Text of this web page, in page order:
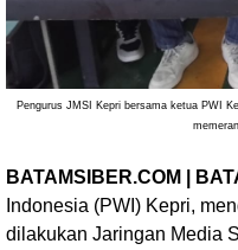
Pengurus JMSI Kepri bersama ketua PWI
BATAMSIBER.COM |
Indonesia (PWI) Kepri,
dilakukan Jaringan Media